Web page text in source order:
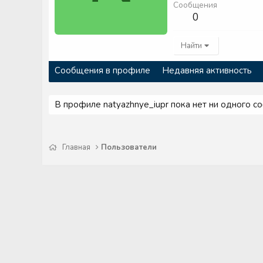
Сообщения
0
Найти
Сообщения в профиле Недавняя активность
В профиле natyazhnye_iupr пока нет ни одного
Главная Пользователи